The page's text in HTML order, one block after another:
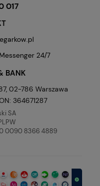
017
Messenger 24/7
BANK
02-786 Warszawa
364671287
SA
0090 8366 4889